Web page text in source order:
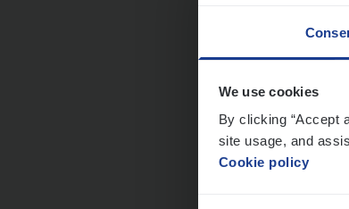
We use cookies
By clicking “Accept
site usage, and
Cookie policy